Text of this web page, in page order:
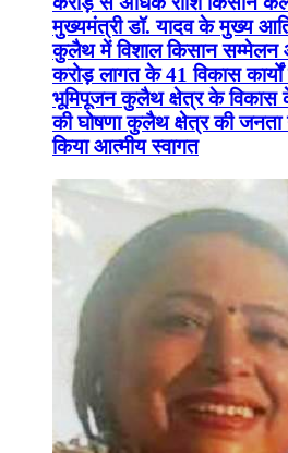
मुख्यमंत्री डॉ. यादव के मुख्य
कुलैथ में विशाल किसान सम्मेलन
करोड़ लागत के 41 विकास कार्यों
भूमिपूजन कुलैथ क्षेत्र के विकास
की घोषणा कुलैथ क्षेत्र की जनता
किया आत्मीय स्वागत